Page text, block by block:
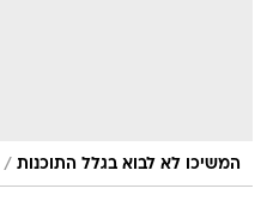
המשיכו לא לבוא בגלל התוכנות /